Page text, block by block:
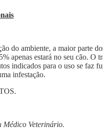
do ambiente, a maior parte
apenas estará no seu cão. O
indicados para o uso se faz
infestação.
Médico Veterinário.